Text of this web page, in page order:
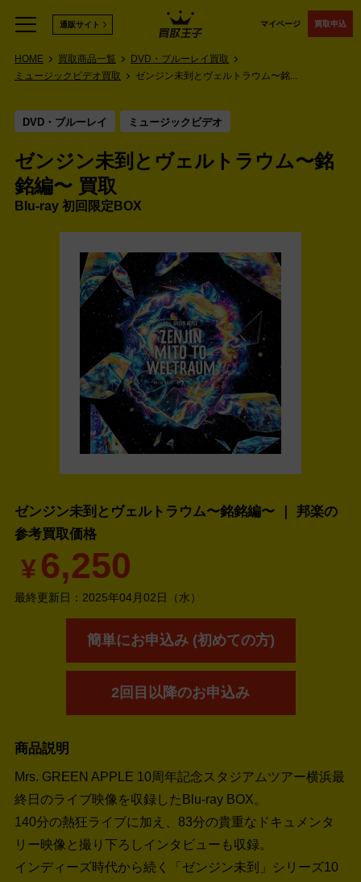
マイページ 買取申込
通販サイト
HOME 買取商品一覧
DVD・ブルーレイ買取
ミュージックビデオ買取
ゼンジン未到とヴェルトラウム〜銘...
DVD・ブルーレイ ミュージックビデオ
ゼンジン未到とヴェルトラウム〜銘
銘編〜 買取
Blu-ray 初回限定BOX
ゼンジン未到とヴェルトラウム〜銘銘編〜 ｜ 邦楽の
参考買取価格
¥6,250
最終更新日： 2025年04月02日（水）
簡単にお申込み (初めての方)
2回目以降のお申込み
商品説明
Mrs. GREEN APPLE 10周年記念スタジアムツアー横浜最
終日のライブ映像を収録したBlu-ray BOX。
140分の熱狂ライブに加え、83分の貴重なドキュメンタ
リー映像と撮り下ろしインタビューも収録。
インディーズ時代から続く「ゼンジン未到」シリーズ10